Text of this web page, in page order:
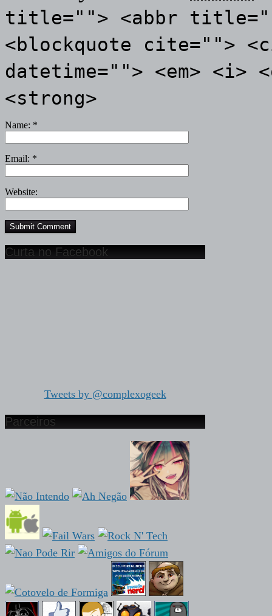
title=""> <abbr
<blockquote cite="">
datetime=""> <em> <i>
<strong>
Name: *
Email: *
Website:
Curta no Facebook
Tweets by @complexogeek
Parceiros